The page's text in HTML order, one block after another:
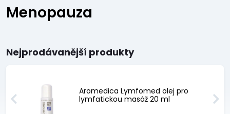
Menopauza
Nejprodávanější produkty
Aromedica Lymfomed olej pro
lymfatickou masáž 20 ml